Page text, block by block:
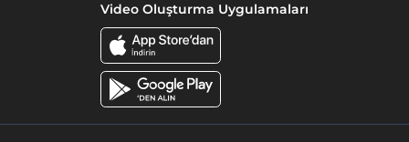
Video Oluşturma Uygulamaları